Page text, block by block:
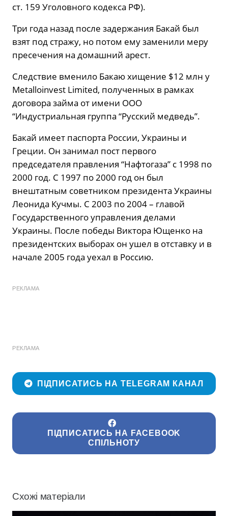
ст. 159 Уголовного кодекса РФ).
Три года назад после задержания Бакай был
взят под стражу, но потом ему заменили меру
пресечения на домашний арест.
Следствие вменило Бакаю хищение $12 млн у
Metalloinvest Limited, полученных в рамках
договора займа от имени ООО
“Индустриальная группа “Русский медведь”.
Бакай имеет паспорта России, Украины и
Греции. Он занимал пост первого
председателя правления “Нафтогаза” с 1998 по
2000 год. С 1997 по 2000 год он был
внештатным советником президента Украины
Леонида Кучмы. С 2003 по 2004 – главой
Государственного управления делами
Украины. После победы Виктора Ющенко на
президентских выборах он ушел в отставку и в
начале 2005 года уехал в Россию.
РЕКЛАМА
РЕКЛАМА
ПІДПИСАТИСЬ НА TELEGRAM КАНАЛ
ПІДПИСАТИСЬ НА FACEBOOK
СПІЛЬНОТУ
Схожі матеріали